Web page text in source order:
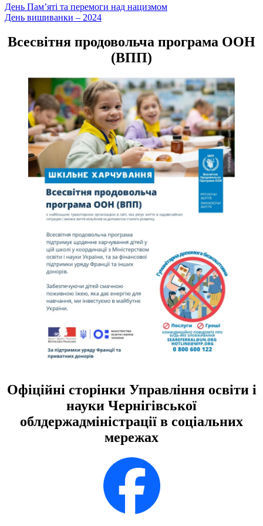
Навігація
записів
День Пам’яті та перемоги над нацизмом
День вишиванки – 2024
Всесвітня продовольча програма ООН
(ВПП)
Офіційні сторінки Управління освіти і
науки Чернігівської
облдержадміністрації в соціальних
мережах